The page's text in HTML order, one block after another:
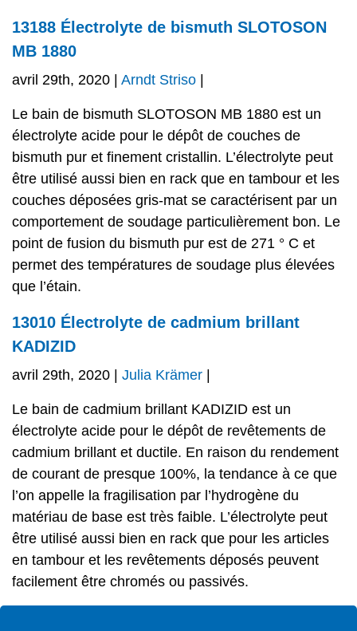
13188 Électrolyte de bismuth SLOTOSON
MB 1880
avril 29th, 2020 | Arndt Striso
Le bain de bismuth SLOTOSON MB 1880 est un
électrolyte acide pour le dépôt de couches de
bismuth pur et finement cristallin. L’électrolyte peut
être utilisé aussi bien en rack que en tambour et les
couches déposées gris-mat se caractérisent par un
comportement de soudage particulièrement bon. Le
point de fusion du bismuth pur est de 271 ° C et
permet des températures de soudage plus élevées
que l’étain.
13010 Électrolyte de cadmium brillant
KADIZID
avril 29th, 2020 | Julia Krämer
Le bain de cadmium brillant KADIZID est un
électrolyte acide pour le dépôt de revêtements de
cadmium brillant et ductile. En raison du rendement
de courant de presque 100%, la tendance à ce que
l’on appelle la fragilisation par l’hydrogène du
matériau de base est très faible. L’électrolyte peut
être utilisé aussi bien en rack que pour les articles
en tambour et les revêtements déposés peuvent
facilement être chromés ou passivés.